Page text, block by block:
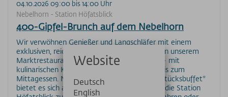
04.10.2026 09:00 bis 14:00 Uhr
Nebelhorn - Station Höfatsblick
400-Gipfel-Brunch auf dem Nebelhorn
Wir verwöhnen Genießer und Langschläfer mit einem
exklusiven, reichhaltigen 400-Gipfel-Brunch in unserem
Marktrestaurant an der Station Höfatsblick – mit
kulinarischen Köstlichkeiten vom Frühstück bis zum
Mittagessen. Nach einem *erweiterten Frühstücksbuffet*
bietet es sich an, einen Spaziergang rund um die Station
Website
Deutsch
English